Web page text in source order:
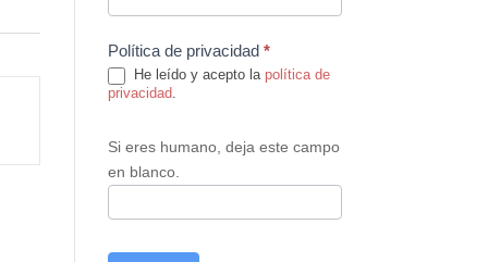
Política de privacidad *
He leído y acepto la política de
privacidad.
Si eres humano, deja este campo
en blanco.